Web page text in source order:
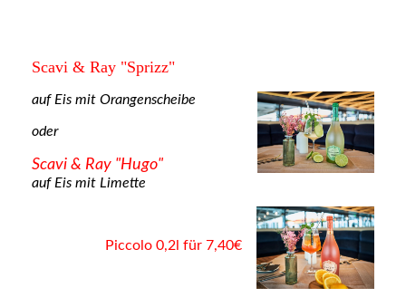
Scavi & Ray "Sprizz"
auf Eis mit Orangenscheibe
oder
Scavi & Ray "Hugo"
auf Eis mit Limette
Piccolo 0,2l für 7,40€